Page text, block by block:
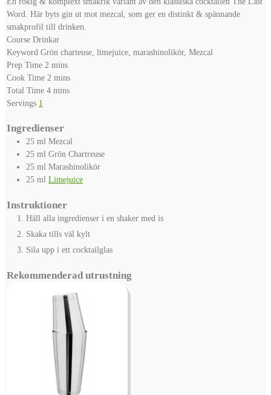
Word. Här byts gin ut mot mezcal, som ger en distinkt & spännande
smakprofil till drinken.
Course Drinkar
Keyword Grön charteuse, limejuice, marashinolikör, Mezcal
Prep Time 2 minutes
mins
Cook Time 2 minutes
mins
Total Time 4minutes
mins
Servings 1
Ingredienser
25 ml Mezcal
25 ml Grön Chartreuse
25 ml Marashinolikör
25 ml Limejuice
Instruktioner
Häll alla ingredienser i en shaker med is
Skaka tills väl kylt
Sila upp i ett cocktailglas
Rekommenderad utrustning